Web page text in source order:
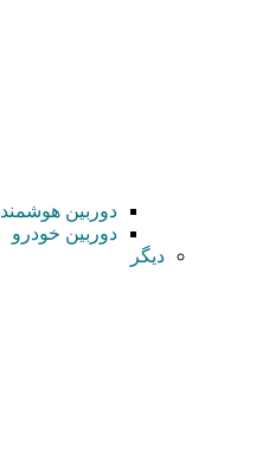
دوربین هوشمند
دوربین خودرو
دیگر